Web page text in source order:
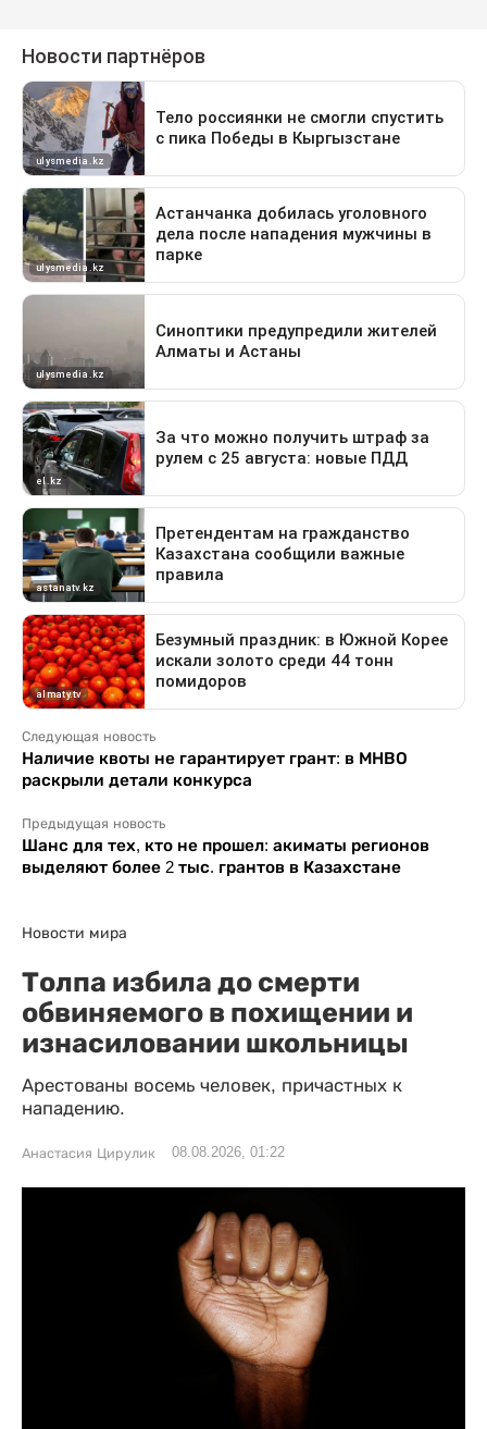
Следующая новость
Наличие квоты не гарантирует грант: в МНВО
раскрыли детали конкурса
Предыдущая новость
Шанс для тех, кто не прошел: акиматы регионов
выделяют более 2 тыс. грантов в Казахстане
Новости мира
Толпа избила до смерти
обвиняемого в похищении и
изнасиловании школьницы
Арестованы восемь человек, причастных к
нападению.
Анастасия Цирулик 08.08.2026, 01:22